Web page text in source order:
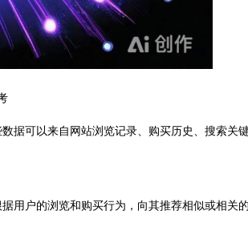
可以来自网站浏览记录、购买历史、搜索关
户的浏览和购买行为，向其推荐相似或相关的